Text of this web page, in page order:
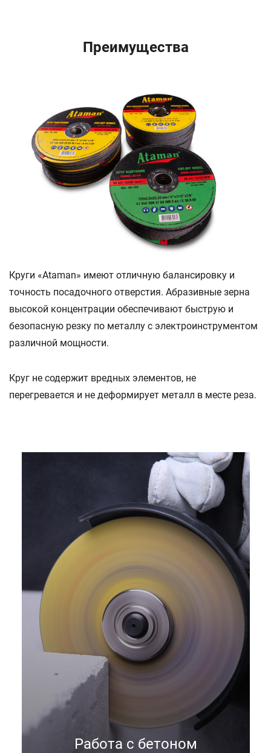
Круги «Ataman» имеют отличную балансировку и
точность посадочного отверстия. Абразивные зерна
высокой концентрации обеспечивают быструю и
безопасную резку по металлу с электроинструментом
различной мощности.
Круг не содержит вредных элементов, не
перегревается и не деформирует металл в месте реза.
Преимущества
Работа с бетоном